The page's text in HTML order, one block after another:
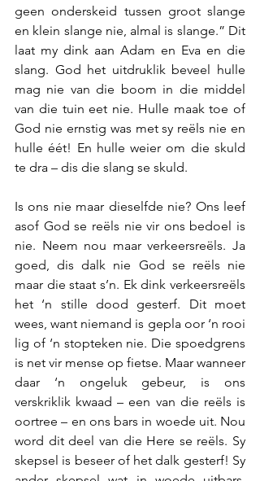
geen onderskeid tussen groot slange
en klein slange nie, almal is slange.” Dit
laat my dink aan Adam en Eva en die
slang. God het uitdruklik beveel hulle
mag nie van die boom in die middel
van die tuin eet nie. Hulle maak toe of
God nie ernstig was met sy reëls nie en
hulle éét! En hulle weier om die skuld
te dra – dis die slang se skuld.
Is ons nie maar dieselfde nie? Ons leef
asof God se reëls nie vir ons bedoel is
nie. Neem nou maar verkeersreëls. Ja
goed, dis dalk nie God se reëls nie
maar die staat s’n. Ek dink verkeersreëls
het ‘n stille dood gesterf. Dit moet
wees, want niemand is gepla oor ‘n rooi
lig of ‘n stopteken nie. Die spoedgrens
is net vir mense op fietse. Maar wanneer
daar ‘n ongeluk gebeur, is ons
verskriklik kwaad – een van die reëls is
oortree – en ons bars in woede uit. Nou
word dit deel van die Here se reëls. Sy
skepsel is beseer of het dalk gesterf! Sy